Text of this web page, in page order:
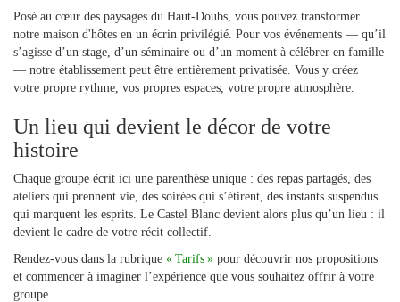
Posé au cœur des paysages du Haut‑Doubs, vous pouvez transformer
notre maison d'hôtes en un écrin privilégié. Pour vos événements — qu’il
s’agisse d’un stage, d’un séminaire ou d’un moment à célébrer en famille
— notre établissement peut être entièrement privatisée. Vous y créez
votre propre rythme, vos propres espaces, votre propre atmosphère.
Un lieu qui devient le décor de votre
histoire
Chaque groupe écrit ici une parenthèse unique : des repas partagés, des
ateliers qui prennent vie, des soirées qui s’étirent, des instants suspendus
qui marquent les esprits. Le Castel Blanc devient alors plus qu’un lieu : il
devient le cadre de votre récit collectif.
Rendez-vous dans la rubrique « Tarifs » pour découvrir nos propositions
et commencer à imaginer l’expérience que vous souhaitez offrir à votre
groupe.